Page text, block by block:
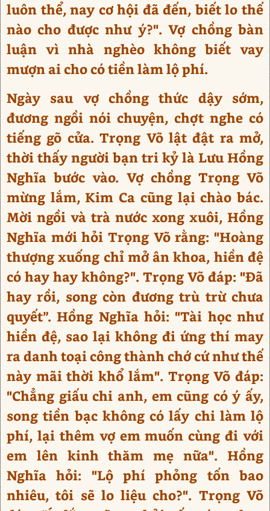
luôn thể, nay cơ hội đã đến, biết lo thế
nào cho được như ý?". Vợ chồng bàn
luận vì nhà nghèo không biết vay
mượn ai cho có tiền làm lộ phí.
Ngày sau vợ chồng thức dậy sớm,
đương ngồi nói chuyện, chợt nghe có
tiếng gõ cửa. Trọng Võ lật đật ra mở,
thời thấy người bạn tri kỷ là Lưu Hồng
Nghĩa bước vào. Vợ chồng Trọng Võ
mừng lắm, Kim Ca cũng lại chào bác.
Mời ngồi và trà nước xong xuôi, Hồng
Nghĩa mới hỏi Trọng Võ rằng: "Hoàng
thượng xuống chỉ mở ân khoa, hiền đệ
có hay hay không?". Trọng Võ đáp: "Đã
hay rồi, song còn đương trù trừ chưa
quyết”. Hồng Nghĩa hỏi: "Tài học như
hiền đệ, sao lại không đi ứng thí may
ra danh toại công thành chớ cứ như thế
này mãi thời khổ lắm". Trọng Võ đáp:
"Chẳng giấu chi anh, em cũng có ý ấy,
song tiền bạc không có lấy chi làm lộ
phí, lại thêm vợ em muốn cùng đi với
em lên kinh thăm mẹ nữa". Hồng
Nghĩa hỏi: "Lộ phí phỏng tốn bao
nhiêu, tôi sẽ lo liệu cho?". Trọng Võ